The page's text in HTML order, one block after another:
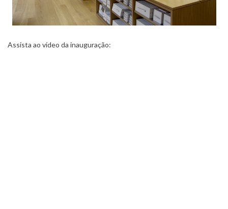
Assista ao vídeo da inauguração: